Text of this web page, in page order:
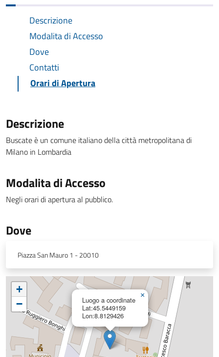
Descrizione
Modalita di Accesso
Dove
Contatti
Orari di Apertura
Descrizione
Buscate è un comune italiano della città metropolitana di
Milano in Lombardia
Modalita di Accesso
Negli orari di apertura al pubblico.
Dove
Piazza San Mauro 1 - 20010
Luogo a coordinate
Lat:45.5449159
Lon:8.8129426
×
+
−